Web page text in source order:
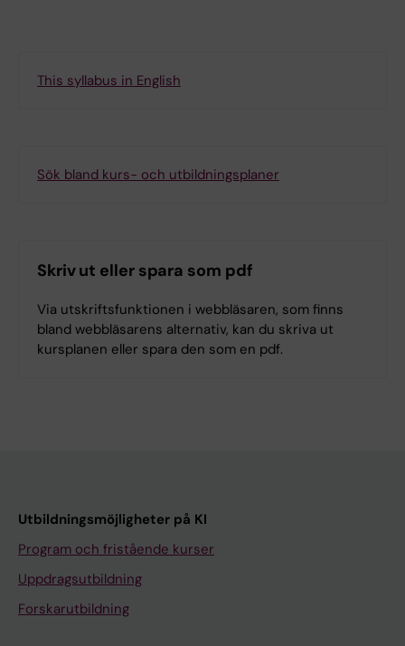
This syllabus in English
Sök bland kurs- och utbildningsplaner
Skriv ut eller spara som pdf
Via utskriftsfunktionen i webbläsaren, som finns
bland webbläsarens alternativ, kan du skriva ut
kursplanen eller spara den som en pdf.
Utbildningsmöjligheter på KI
Program och fristående kurser
Uppdragsutbildning
Forskarutbildning